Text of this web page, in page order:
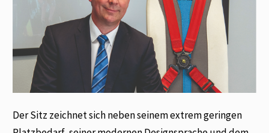
Der Sitz zeichnet sich neben seinem extrem geringen